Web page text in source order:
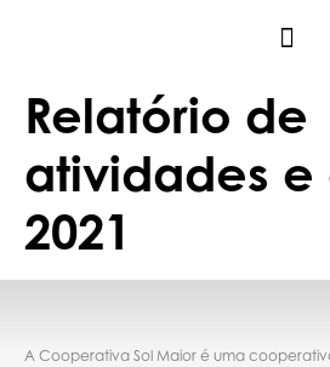
Relatório de
atividades e
2021
A Cooperativa Sol Maior é uma